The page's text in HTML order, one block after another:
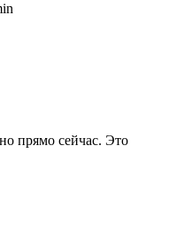
прямо сейчас. Это